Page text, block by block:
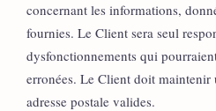
concernant les informations,
fournies. Le Client sera seul
dysfonctionnements qui
erronées. Le Client doit maintenir
adresse postale valides.